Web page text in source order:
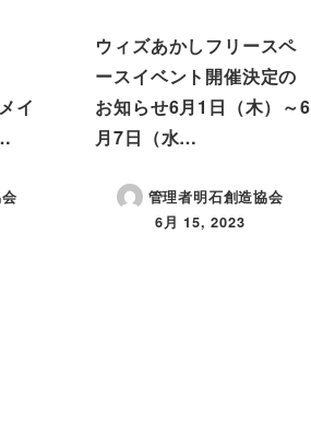
イ
ウィズあかしフリースペ
ースイベント開催決定の
お知らせ6月1日（木）～6
月7日（水…
管理者明石創造協会
投稿日
6月 15, 2023